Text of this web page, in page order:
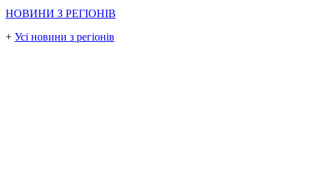
НОВИНИ З РЕГІОНІВ
+ Усі новини з регіонів